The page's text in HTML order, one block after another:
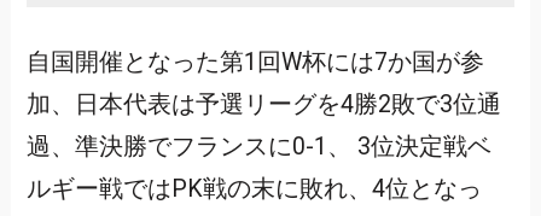
自国開催となった第1回W杯には7か国が参
加、日本代表は予選リーグを4勝2敗で3位通
過、準決勝でフランスに0-1、 3位決定戦ベ
ルギー戦ではPK戦の末に敗れ、4位となっ